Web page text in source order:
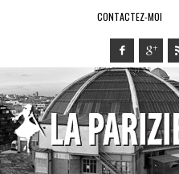
CONTACTEZ-MOI